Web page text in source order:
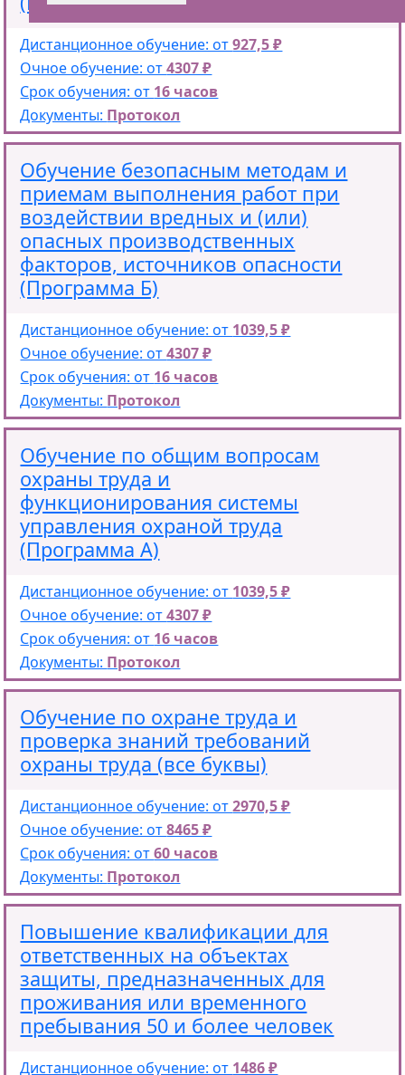
Дистанционное обучение: от927,5 ₽
Очное обучение: от4307 ₽
Срок обучения: от 16 часов
Документы: Протокол
Обучение безопасным методам и
приемам выполнения работ при
воздействии вредных и (или)
опасных производственных
факторов, источников опасности
(Программа Б)
Дистанционное обучение: от 1039,5 ₽
Очное обучение: от4307 ₽
Срок обучения: от 16 часов
Документы: Протокол
Обучение по общим вопросам
охраны труда и
функционирования системы
управления охраной труда
(Программа А)
Дистанционное обучение: от 1039,5 ₽
Очное обучение: от4307 ₽
Срок обучения: от 16 часов
Документы: Протокол
Обучение по охране труда и
проверка знаний требований
охраны труда (все буквы)
Дистанционное обучение: от2970,5 ₽
Очное обучение: от8465 ₽
Срок обучения: от60 часов
Документы: Протокол
Повышение квалификации для
ответственных на объектах
защиты, предназначенных для
проживания или временного
пребывания 50 и более человек
Дистанционное обучение: от 1486 ₽